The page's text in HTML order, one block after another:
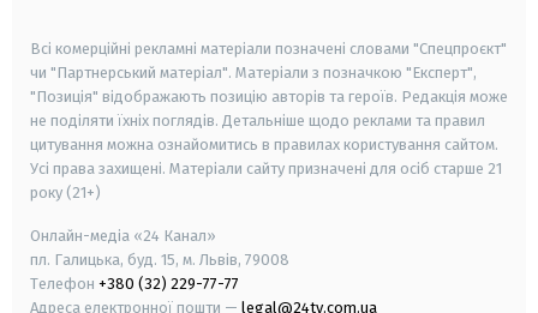
Всі комерційні рекламні матеріали позначені словами "Спецпроєкт"
чи "Партнерський матеріал". Матеріали з позначкою "Експерт",
"Позиція" відображають позицію авторів та героїв. Редакція може
не поділяти їхніх поглядів. Детальніше щодо реклами та правил
цитування можна ознайомитись в правилах користування сайтом.
Усі права захищені. Матеріали сайту призначені для осіб старше 21
року (21+)
Онлайн-медіа «24 Канал»
пл. Галицька, буд. 15, м. Львів, 79008
Телефон +380 (32) 229-77-77
Адреса електронної пошти — legal@24tv.com.ua